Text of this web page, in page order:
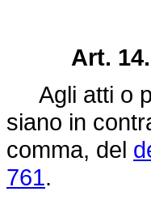
Art. 14.
Agli atti o
siano in
comma, del
761.